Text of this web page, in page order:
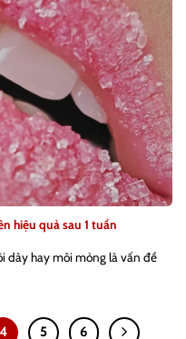
hiệu quả sau 1 tuần
dày hay môi mỏng là vấn đề
4 5 6